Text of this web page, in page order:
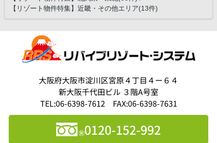
【リゾート物件特集】近畿・その他エリア(13件)
大阪府大阪市淀川区宮原４丁目４ー６４
新大阪千代田ビル ３階A号室
TEL:06-6398-7612 FAX:06-6398-7631
0120-152-992